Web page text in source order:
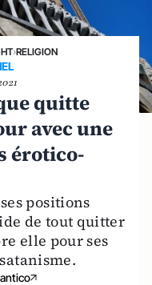
›RELIGION
quitte
avec une
érotico-
positions
de tout quitter
elle pour ses